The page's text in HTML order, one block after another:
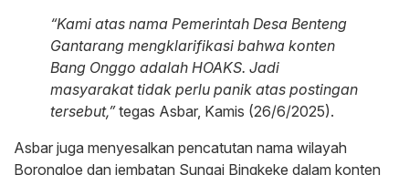
“Kami atas nama Pemerintah Desa Benteng
Gantarang mengklarifikasi bahwa konten
Bang Onggo adalah HOAKS. Jadi
masyarakat tidak perlu panik atas postingan
tersebut,”tegas Asbar, Kamis (26/6/2025).
Asbar juga menyesalkan pencatutan nama wilayah
Borongloe dan jembatan Sungai Bingkeke dalam konten